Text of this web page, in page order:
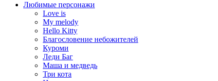
Любимые персонажи
Love is
My melody
Hello Kitty
Благословение небожителей
Куроми
Леди Баг
Маша и медведь
Три кота